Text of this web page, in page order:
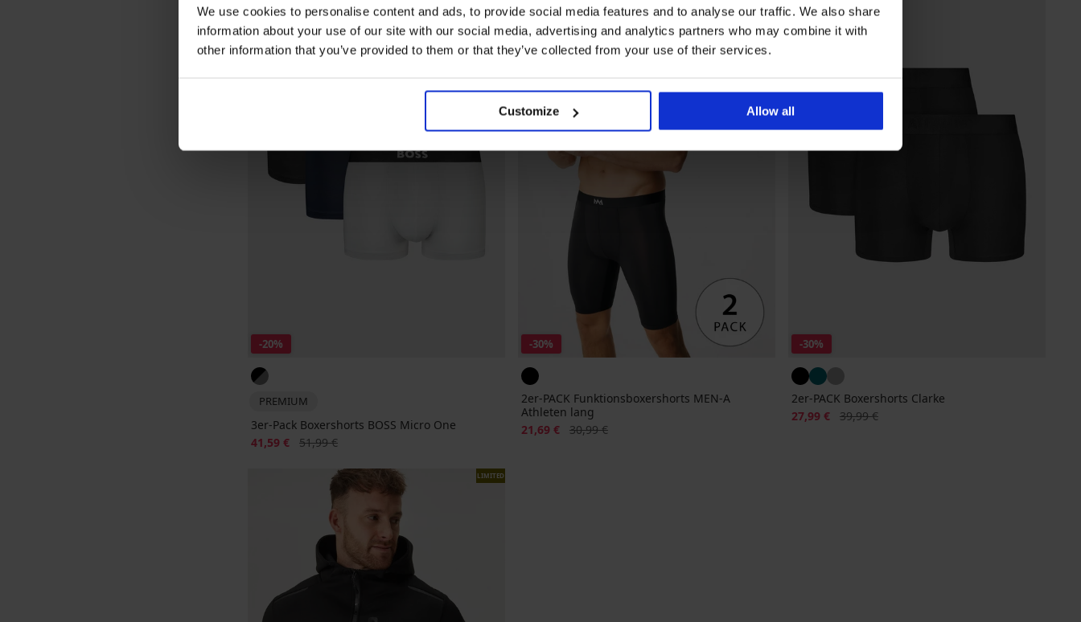
We use cookies to personalise content and ads, to provide social media features and to analyse our traffic. We also share
information about your use of our site with our social media, advertising and analytics partners who may combine it with
other information that you’ve provided to them or that they’ve collected from your use of their services.
Customize Allow all
-20%
PREMIUM
3er-Pack Boxershorts BOSS Micro One
Rabatt
41,59 € Alter Preis
51,99 €
-30%
2er-PACK Funktionsboxershorts MEN-A
Athleten lang
Rabatt
21,69 € Alter Preis
30,99 €
-30%
2er-PACK Boxershorts Clarke
Rabatt
27,99 € Alter Preis
39,99 €
LIMITED